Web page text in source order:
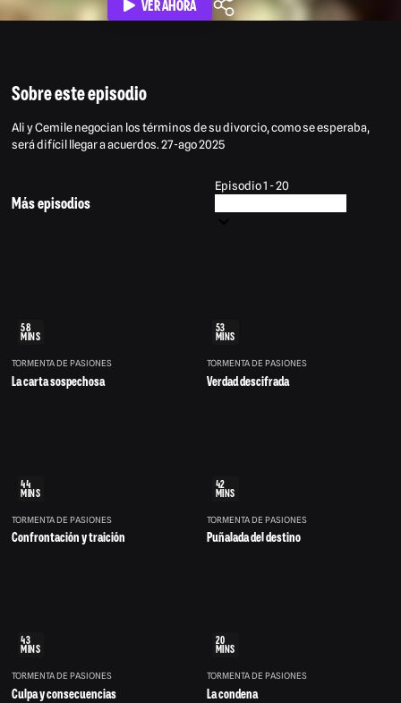
VER AHORA
Sobre este episodio
Ali y Cemile negocian los términos de su divorcio, como se esperaba,
será difícil llegar a acuerdos. 27-ago 2025
Más episodios
Episodio 1 - 20
58
MINS
TORMENTA DE PASIONES
La carta sospechosa
53
MINS
TORMENTA DE PASIONES
Verdad descifrada
44
MINS
TORMENTA DE PASIONES
Confrontación y traición
42
MINS
TORMENTA DE PASIONES
Puñalada del destino
43
MINS
TORMENTA DE PASIONES
Culpa y consecuencias
20
MINS
TORMENTA DE PASIONES
La condena